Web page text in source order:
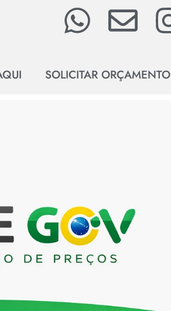
SOLICITAR ORÇAMENTO